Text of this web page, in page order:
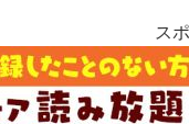
ス